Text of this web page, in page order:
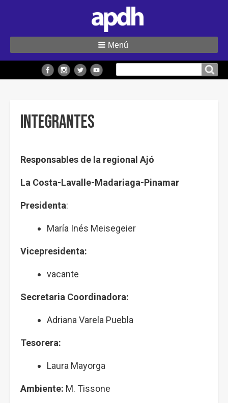
Menú
Integrantes
Responsables de la regional Ajó
La Costa-Lavalle-Madariaga-Pinamar
Presidenta:
María Inés Meisegeier
Vicepresidenta:
vacante
Secretaria Coordinadora:
Adriana Varela Puebla
Tesorera:
Laura Mayorga
Ambiente: M. Tissone